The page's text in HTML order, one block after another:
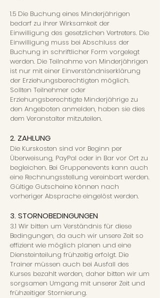
1.5 Die Buchung eines Minderjährigen
bedarf zu ihrer Wirksamkeit der
Einwilligung des gesetzlichen Vertreters. Die
Einwilligung muss bei Abschluss der
Buchung in schriftlicher Form vorgelegt
werden. Die Teilnahme von Minderjährigen
ist nur mit einer Einverständniserklärung
der Erziehungsberechtigten möglich.
Sollten Teilnehmer oder
Erziehungsberechtigte Minderjährige zu
den Angeboten anmelden, haben sie dies
dem Veranstalter mitzuteilen.
2. ZAHLUNG
Die Kurskosten sind vor Beginn per
Überweisung, PayPal oder in Bar vor Ort zu
begleichen. Bei Gruppenevents kann auch
eine Rechnungsstellung vereinbart werden.
Gültige Gutscheine können nach
vorheriger Absprache eingelöst werden.
3. STORNOBEDINGUNGEN
3.1 Wir bitten um Verständnis für diese
Bedingungen, da auch wir unsere Zeit so
effizient wie möglich planen und eine
Diensteinteilung frühzeitig erfolgt. Die
Trainer müssen auch bei Ausfall des
Kurses bezahlt werden, daher bitten wir um
sorgsamen Umgang mit unserer Zeit und
frühzeitiger Stornierung.